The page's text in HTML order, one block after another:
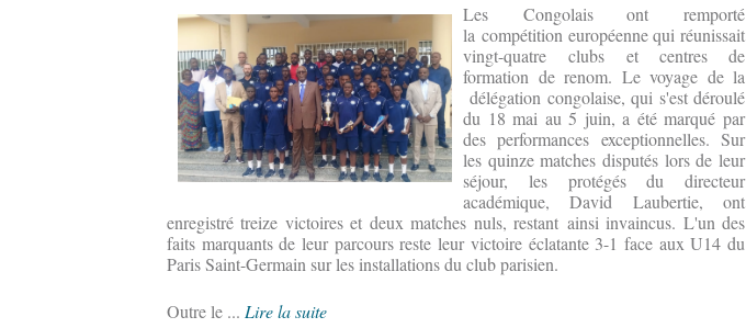
Les Congolais ont remporté
la compétition européenne qui réunissait
vingt-quatre clubs et centres de
formation de renom. Le voyage de la
délégation congolaise, qui s'est déroulé
du 18 mai au 5 juin, a été marqué par
des performances exceptionnelles. Sur
les quinze matches disputés lors de leur
séjour, les protégés du directeur
académique, David Laubertie, ont
enregistré treize victoires et deux matches nuls, restant ainsi invaincus. L'un des
faits marquants de leur parcours reste leur victoire éclatante 3-1 face aux U14 du
Paris Saint-Germain sur les installations du club parisien.
Outre le ... Lire la suite